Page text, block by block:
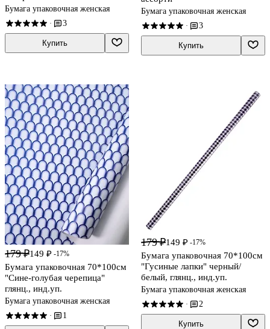
Бумага упаковочная женская
· 3
Купить
Бумага упаковочная женская
· 3
Купить
179 ₽149 ₽ -17%
Бумага упаковочная 70*100см
"Сине-голубая черепица"
глянц., инд.уп.
Бумага упаковочная женская
· 1
179 ₽149 ₽ -17%
Бумага упаковочная 70*100см
"Гусиные лапки" черный/
белый, глянц., инд.уп.
Бумага упаковочная женская
· 2
Купить